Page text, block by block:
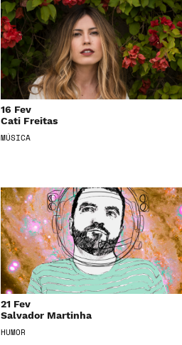
16 Fev
Cati Freitas
MÚSICA
21 Fev
Salvador Martinha
HUMOR